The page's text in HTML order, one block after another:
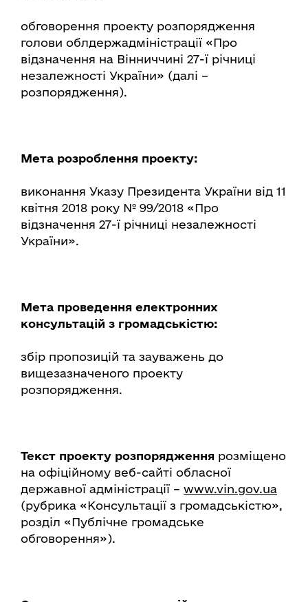
обговорення проекту розпорядження
голови облдержадміністрації «Про
відзначення на Вінниччині 27-ї річниці
незалежності України» (далі –
розпорядження).
Мета розроблення проекту:
виконання Указу Президента України від 11
квітня 2018 року № 99/2018 «Про
відзначення 27-ї річниці незалежності
України».
Мета проведення електронних
консультацій з громадськістю:
збір пропозицій та зауважень до
вищезазначеного проекту
розпорядження.
Текст проекту розпорядження розміщено
на офіційному веб-сайті обласної
державної адміністрації – www.vin.gov.ua
(рубрика «Консультації з громадськістю»,
розділ «Публічне громадське
обговорення»).